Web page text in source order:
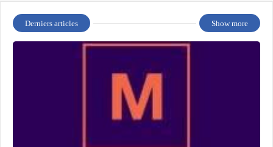
Derniers articles Show more